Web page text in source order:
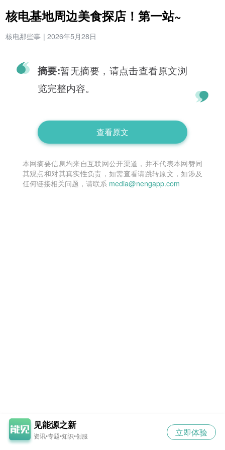
核电基地周边美食探店！第一站~
核电那些事 | 2026年5月28日
摘要:暂无摘要，请点击查看原文浏
览完整内容。
查看原文
本网摘要信息均来自互联网公开渠道，并不代表本网赞同
其观点和对其真实性负责，如需查看请跳转原文，如涉及
任何链接相关问题，请联系 media@nengapp.com
见能源之新
资讯•专题•知识•创服 立即体验